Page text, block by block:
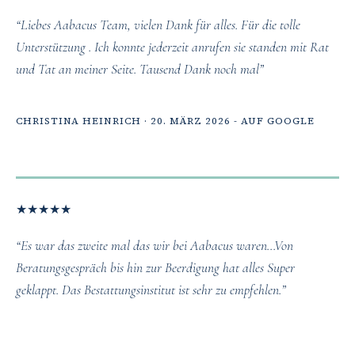
“Liebes Aabacus Team, vielen Dank für alles. Für die tolle
Unterstützung . Ich konnte jederzeit anrufen sie standen mit Rat
und Tat an meiner Seite. Tausend Dank noch mal”
CHRISTINA HEINRICH · 20. MÄRZ 2026 - AUF GOOGLE
★★★★★
“Es war das zweite mal das wir bei Aabacus waren...Von
Beratungsgespräch bis hin zur Beerdigung hat alles Super
geklappt. Das Bestattungsinstitut ist sehr zu empfehlen.”